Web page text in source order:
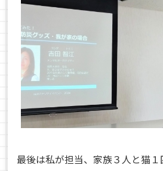
最後は私が担当、家族３人と猫